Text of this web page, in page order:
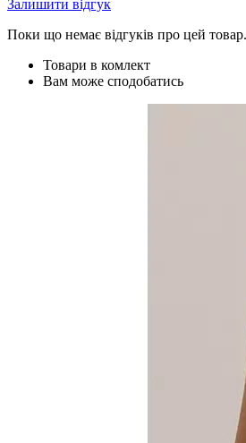
Залишити відгук
Поки що немає відгуків про цей товар.
Товари в комлект
Вам може сподобатись